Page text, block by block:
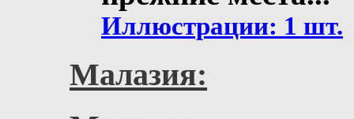
Иллюстрации: 1 шт.
Малазия: